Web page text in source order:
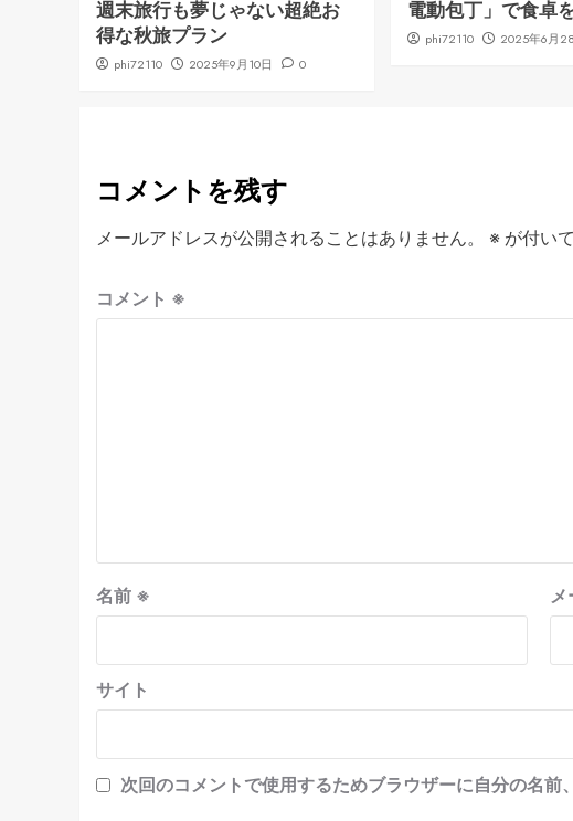
週末旅行も夢じゃない超絶お
得な秋旅プラン
phi72110 2025年9月10日 0
電動包丁」で食卓
phi72110 2025年6月
コメントを残す
メールアドレスが公開されることはありません。 ※ が付い
コメント ※
名前 ※ メ
サイト
次回のコメントで使用するためブラウザーに自分の名前